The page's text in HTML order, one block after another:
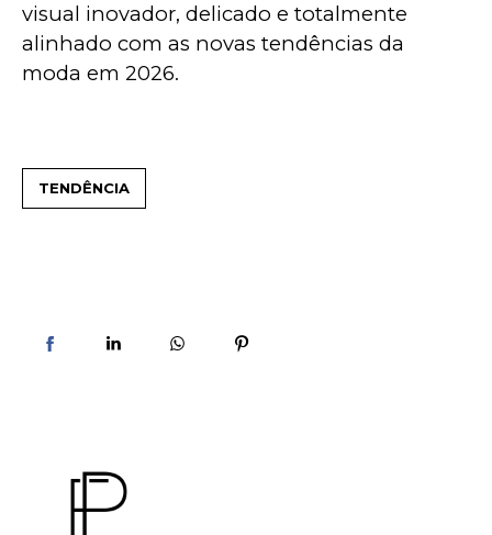
visual inovador, delicado e totalmente
alinhado com as novas tendências da
moda em 2026.
TENDÊNCIA